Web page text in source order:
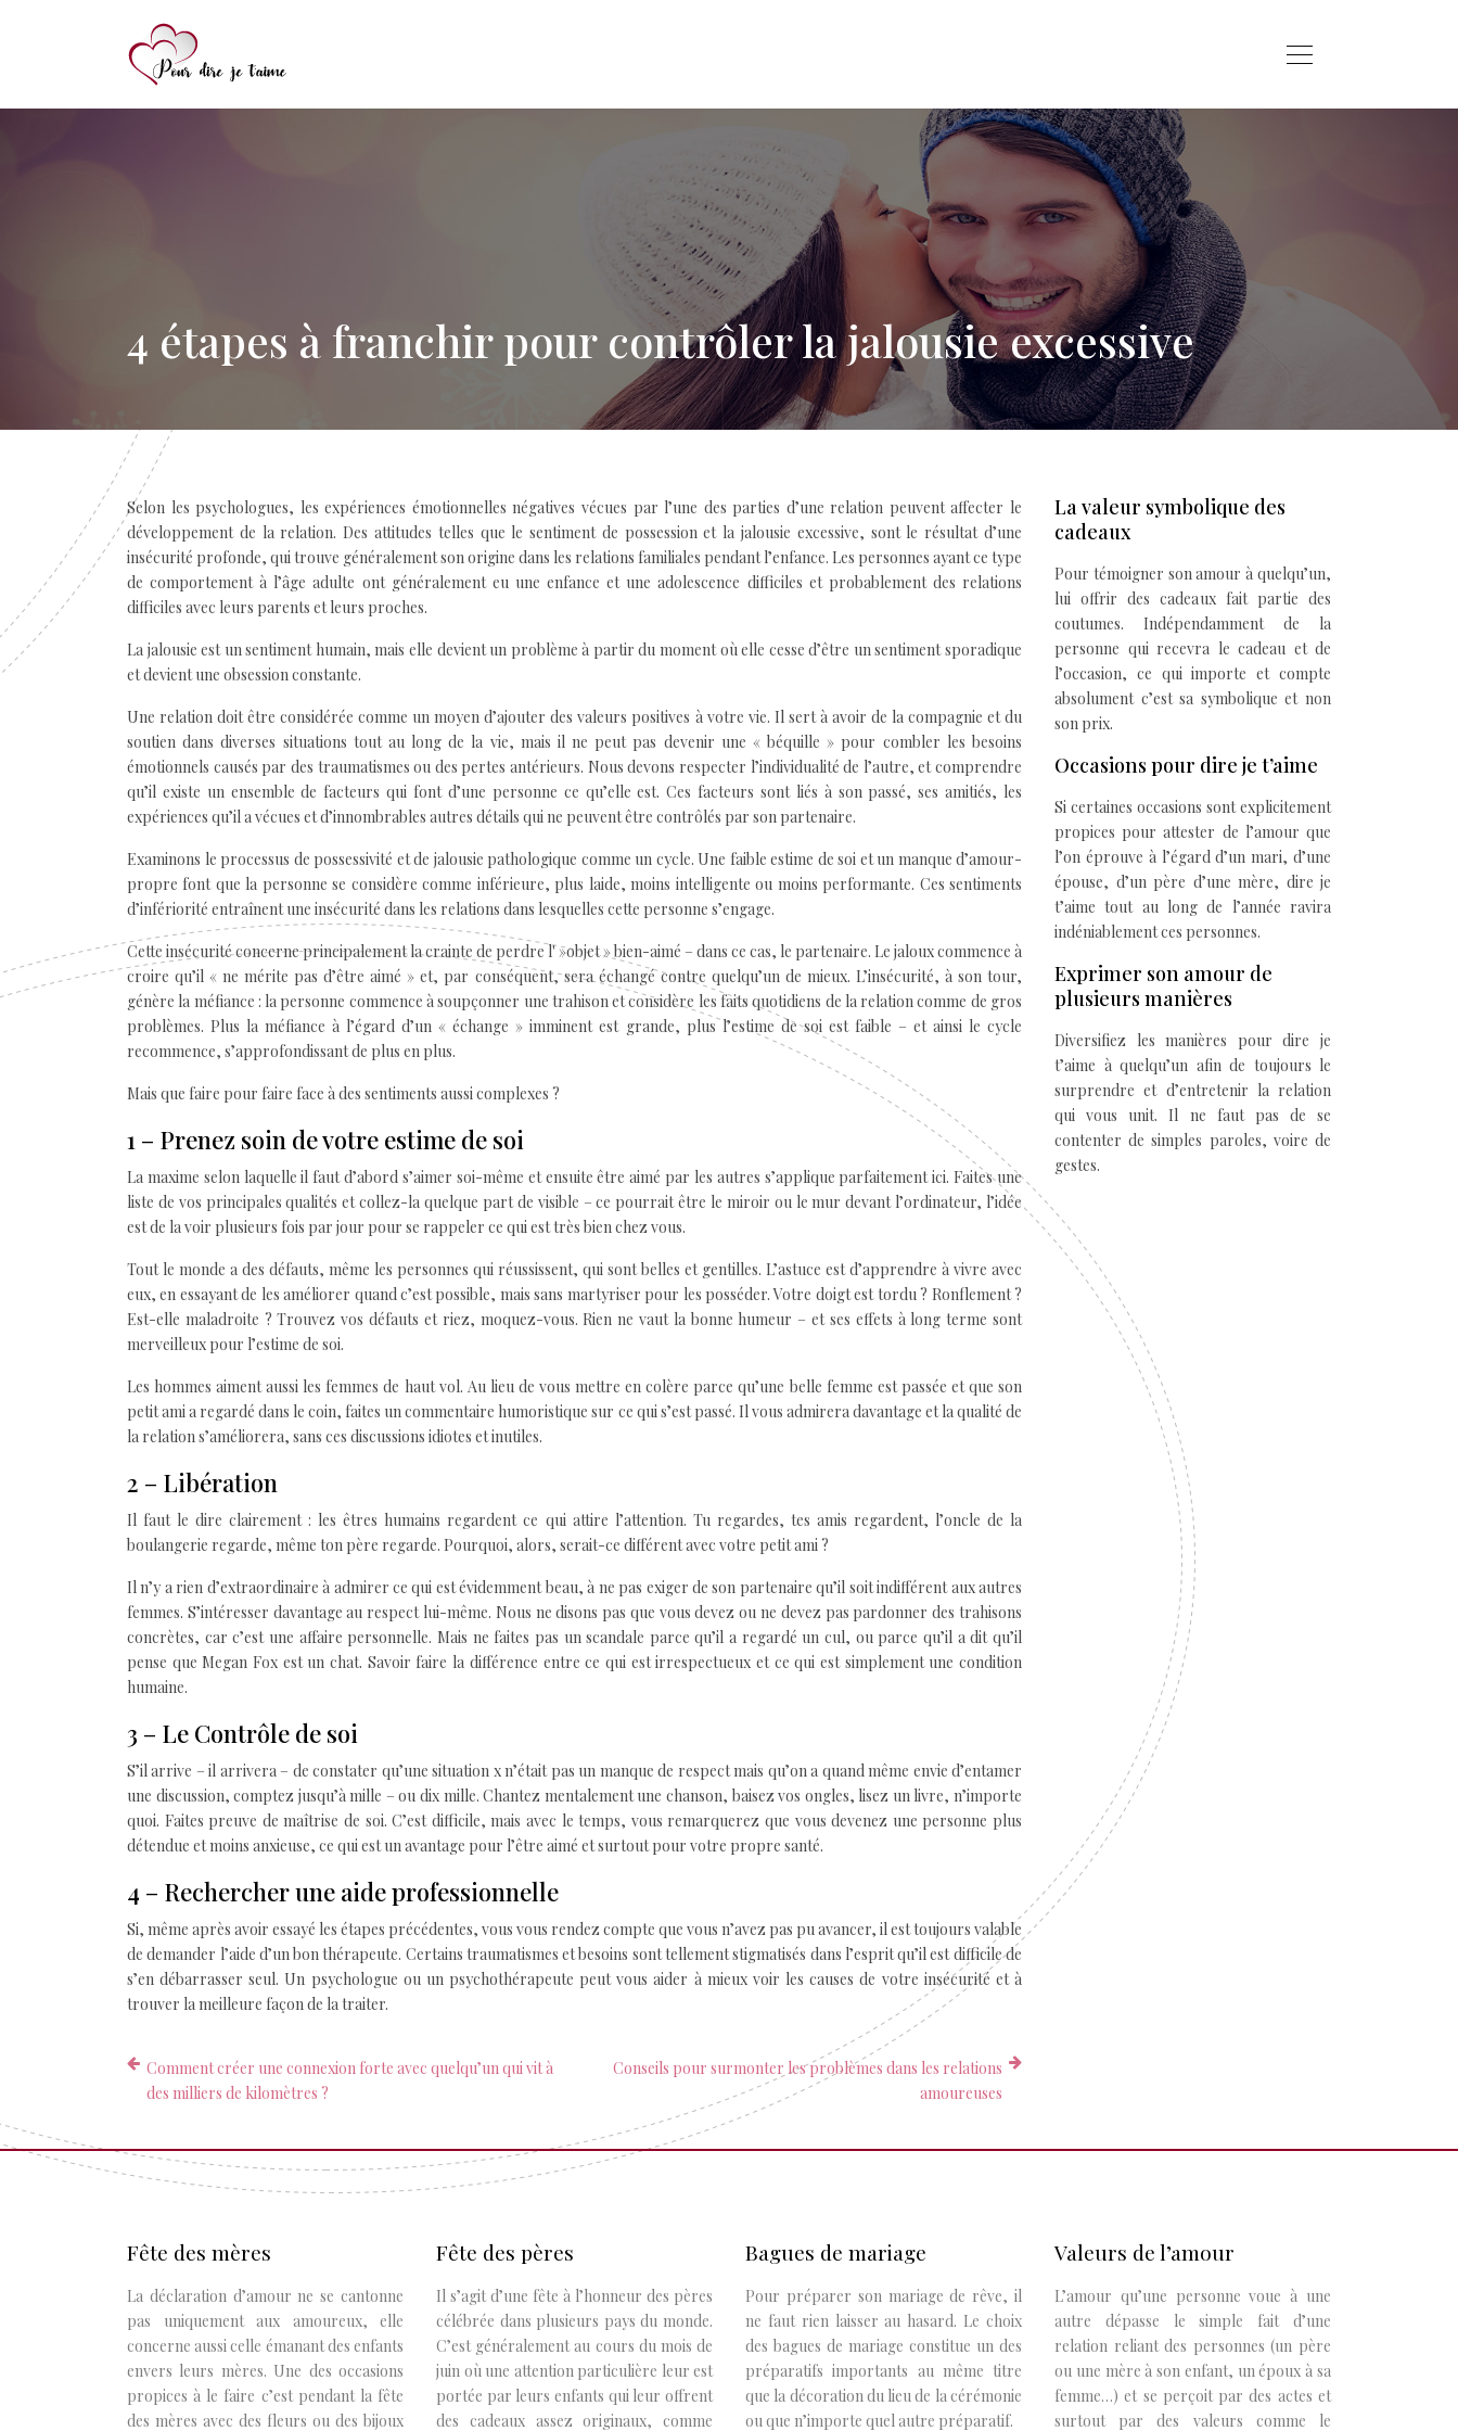
4 étapes à franchir pour contrôler la jalousie excessive
Selon les psychologues, les expériences émotionnelles négatives vécues par l’une des parties d’une relation peuvent affecter le
développement de la relation. Des attitudes telles que le sentiment de possession et la jalousie excessive, sont le résultat d’une
insécurité profonde, qui trouve généralement son origine dans les relations familiales pendant l’enfance. Les personnes ayant ce type
de comportement à l’âge adulte ont généralement eu une enfance et une adolescence difficiles et probablement des relations
difficiles avec leurs parents et leurs proches.
La jalousie est un sentiment humain, mais elle devient un problème à partir du moment où elle cesse d’être un sentiment sporadique
et devient une obsession constante.
Une relation doit être considérée comme un moyen d’ajouter des valeurs positives à votre vie. Il sert à avoir de la compagnie et du
soutien dans diverses situations tout au long de la vie, mais il ne peut pas devenir une « béquille » pour combler les besoins
émotionnels causés par des traumatismes ou des pertes antérieurs. Nous devons respecter l’individualité de l’autre, et comprendre
qu’il existe un ensemble de facteurs qui font d’une personne ce qu’elle est. Ces facteurs sont liés à son passé, ses amitiés, les
expériences qu’il a vécues et d’innombrables autres détails qui ne peuvent être contrôlés par son partenaire.
Examinons le processus de possessivité et de jalousie pathologique comme un cycle. Une faible estime de soi et un manque d’amour-
propre font que la personne se considère comme inférieure, plus laide, moins intelligente ou moins performante. Ces sentiments
d’infériorité entraînent une insécurité dans les relations dans lesquelles cette personne s’engage.
Cette insécurité concerne principalement la crainte de perdre l' »objet » bien-aimé – dans ce cas, le partenaire. Le jaloux commence à
croire qu’il « ne mérite pas d’être aimé » et, par conséquent, sera échangé contre quelqu’un de mieux. L’insécurité, à son tour,
génère la méfiance : la personne commence à soupçonner une trahison et considère les faits quotidiens de la relation comme de gros
problèmes. Plus la méfiance à l’égard d’un « échange » imminent est grande, plus l’estime de soi est faible – et ainsi le cycle
recommence, s’approfondissant de plus en plus.
Mais que faire pour faire face à des sentiments aussi complexes ?
1 – Prenez soin de votre estime de soi
La maxime selon laquelle il faut d’abord s’aimer soi-même et ensuite être aimé par les autres s’applique parfaitement ici. Faites une
liste de vos principales qualités et collez-la quelque part de visible – ce pourrait être le miroir ou le mur devant l’ordinateur, l’idée
est de la voir plusieurs fois par jour pour se rappeler ce qui est très bien chez vous.
Tout le monde a des défauts, même les personnes qui réussissent, qui sont belles et gentilles. L’astuce est d’apprendre à vivre avec
eux, en essayant de les améliorer quand c’est possible, mais sans martyriser pour les posséder. Votre doigt est tordu ? Ronflement ?
Est-elle maladroite ? Trouvez vos défauts et riez, moquez-vous. Rien ne vaut la bonne humeur – et ses effets à long terme sont
merveilleux pour l’estime de soi.
Les hommes aiment aussi les femmes de haut vol. Au lieu de vous mettre en colère parce qu’une belle femme est passée et que son
petit ami a regardé dans le coin, faites un commentaire humoristique sur ce qui s’est passé. Il vous admirera davantage et la qualité de
la relation s’améliorera, sans ces discussions idiotes et inutiles.
2 – Libération
Il faut le dire clairement : les êtres humains regardent ce qui attire l’attention. Tu regardes, tes amis regardent, l’oncle de la
boulangerie regarde, même ton père regarde. Pourquoi, alors, serait-ce différent avec votre petit ami ?
Il n’y a rien d’extraordinaire à admirer ce qui est évidemment beau, à ne pas exiger de son partenaire qu’il soit indifférent aux autres
femmes. S’intéresser davantage au respect lui-même. Nous ne disons pas que vous devez ou ne devez pas pardonner des trahisons
concrètes, car c’est une affaire personnelle. Mais ne faites pas un scandale parce qu’il a regardé un cul, ou parce qu’il a dit qu’il
pense que Megan Fox est un chat. Savoir faire la différence entre ce qui est irrespectueux et ce qui est simplement une condition
humaine.
3 – Le Contrôle de soi
S’il arrive – il arrivera – de constater qu’une situation x n’était pas un manque de respect mais qu’on a quand même envie d’entamer
une discussion, comptez jusqu’à mille – ou dix mille. Chantez mentalement une chanson, baisez vos ongles, lisez un livre, n’importe
quoi. Faites preuve de maîtrise de soi. C’est difficile, mais avec le temps, vous remarquerez que vous devenez une personne plus
détendue et moins anxieuse, ce qui est un avantage pour l’être aimé et surtout pour votre propre santé.
4 – Rechercher une aide professionnelle
Si, même après avoir essayé les étapes précédentes, vous vous rendez compte que vous n’avez pas pu avancer, il est toujours valable
de demander l’aide d’un bon thérapeute. Certains traumatismes et besoins sont tellement stigmatisés dans l’esprit qu’il est difficile de
s’en débarrasser seul. Un psychologue ou un psychothérapeute peut vous aider à mieux voir les causes de votre insécurité et à
trouver la meilleure façon de la traiter.
Comment créer une connexion forte avec quelqu’un qui vit à
des milliers de kilomètres ?
Conseils pour surmonter les problèmes dans les relations
amoureuses
La valeur symbolique des
cadeaux
Pour témoigner son amour à quelqu’un,
lui offrir des cadeaux fait partie des
coutumes. Indépendamment de la
personne qui recevra le cadeau et de
l’occasion, ce qui importe et compte
absolument c’est sa symbolique et non
son prix.
Occasions pour dire je t’aime
Si certaines occasions sont explicitement
propices pour attester de l’amour que
l’on éprouve à l’égard d’un mari, d’une
épouse, d’un père d’une mère, dire je
t’aime tout au long de l’année ravira
indéniablement ces personnes.
Exprimer son amour de
plusieurs manières
Diversifiez les manières pour dire je
t’aime à quelqu’un afin de toujours le
surprendre et d’entretenir la relation
qui vous unit. Il ne faut pas de se
contenter de simples paroles, voire de
gestes.
Fête des mères
La déclaration d’amour ne se cantonne
pas uniquement aux amoureux, elle
concerne aussi celle émanant des enfants
envers leurs mères. Une des occasions
propices à le faire c’est pendant la fête
des mères avec des fleurs ou des bijoux
Fête des pères
Il s’agit d’une fête à l’honneur des pères
célébrée dans plusieurs pays du monde.
C’est généralement au cours du mois de
juin où une attention particulière leur est
portée par leurs enfants qui leur offrent
des cadeaux assez originaux, comme
Bagues de mariage
Pour préparer son mariage de rêve, il
ne faut rien laisser au hasard. Le choix
des bagues de mariage constitue un des
préparatifs importants au même titre
que la décoration du lieu de la cérémonie
ou que n’importe quel autre préparatif.
Valeurs de l’amour
L’amour qu’une personne voue à une
autre dépasse le simple fait d’une
relation reliant des personnes (un père
ou une mère à son enfant, un époux à sa
femme…) et se perçoit par des actes et
surtout par des valeurs comme le